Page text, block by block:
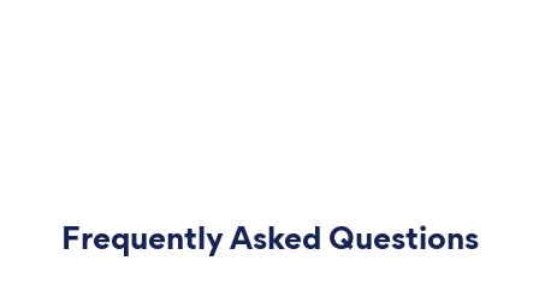
Frequently Asked Questions